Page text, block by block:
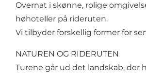
Overnat i skønne, rolige
høhoteller på rideruten.
Vi tilbyder forskellig former for
NATUREN OG RIDERUTEN
Turene går ud det landskab, der